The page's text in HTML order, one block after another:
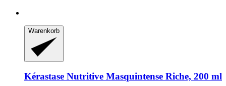
Warenkorb
Kérastase Nutritive Masquintense Riche, 200 ml